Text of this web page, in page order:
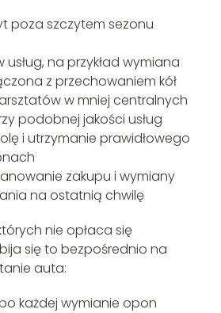
poza szczytem sezonu
na przykład wymiana
z przechowaniem kół
w mniej centralnych
podobnej jakości usług
i utrzymanie prawidłowego
zakupu i wymiany
na ostatnią chwilę
nie opłaca się
się to bezpośrednio na
auta:
każdej wymianie opon